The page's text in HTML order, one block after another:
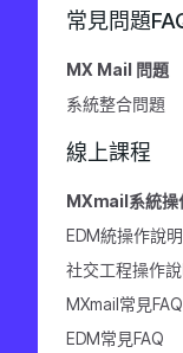
常見問題
MX Mail 問題
系統整合問題
線上課程
MXmail系統操
EDM統操作說明
社交工程操作
MXmail常見FAQ
EDM常見FAQ